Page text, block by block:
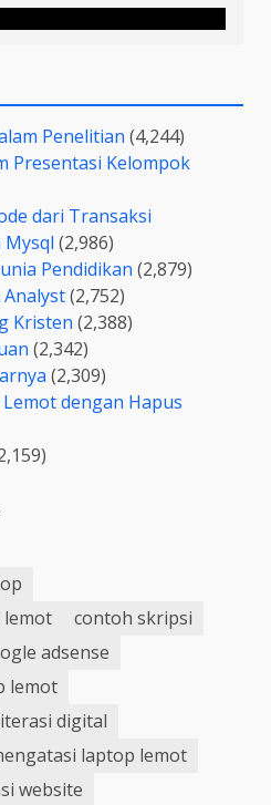
Penelitian (4,244)
Presentasi Kelompok
dari Transaksi
Mysql (2,986)
Pendidikan (2,879)
Analyst(2,752)
Kristen (2,388)
(2,342)
(2,309)
dengan Hapus
lemot
contoh skripsi
adsense
lemot
digital
laptop lemot
website